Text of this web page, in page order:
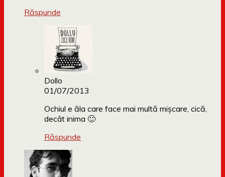
Răspunde
Dollo
01/07/2013
Ochiul e ăla care face mai multă mișcare, cică,
decât inima 🙂
Răspunde